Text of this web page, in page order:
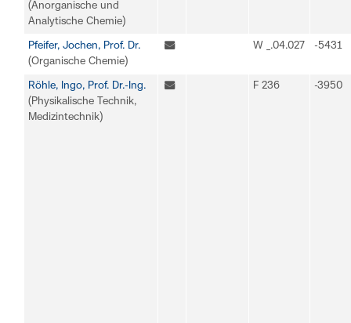
(Anorganische und
Analytische Chemie)
Pfeifer, Jochen, Prof. Dr.
(Organische Chemie)
W _.04.027 -5431
Röhle, Ingo, Prof. Dr.-Ing.
(Physikalische Technik,
Medizintechnik)
F 236 -3950